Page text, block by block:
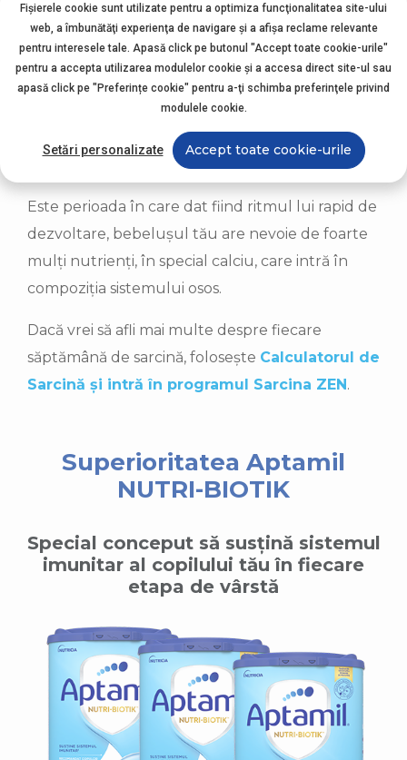
intrauterină, și bebe poate reacționa la stimuli
luminoși. Deși mai are câteva săptămâni bune
până la venirea pe lume, se comportă deja ca un
omuleț. Ține ochii închiși atunci când doarme și
deschiși când e în stare de veghe și își exersează
abilitățile care îi vor fi de folos după naștere.
Este perioada în care dat fiind ritmul lui rapid de
dezvoltare, bebelușul tău are nevoie de foarte
mulți nutrienți, în special calciu, care intră în
compoziția sistemului osos.
Dacă vrei să afli mai multe despre fiecare
săptămână de sarcină, folosește Calculatorul de
Sarcină și intră în programul Sarcina ZEN .
Superioritatea Aptamil
NUTRI-BIOTIK
Special conceput să susțină sistemul
imunitar al copilului tău în fiecare
etapa de vârstă
Fișierele cookie sunt utilizate pentru a optimiza funcţionalitatea site-ului
web, a îmbunătăţi experienţa de navigare şi a afişa reclame relevante
pentru interesele tale. Apasă click pe butonul "Accept toate cookie-urile"
pentru a accepta utilizarea modulelor cookie şi a accesa direct site-ul sau
apasă click pe "Preferințe cookie" pentru a-ţi schimba preferinţele privind
modulele cookie.
Setări personalizate Accept toate cookie-urile